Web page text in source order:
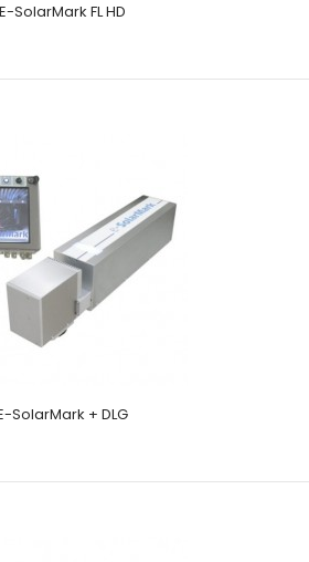
E-SolarMark FL HD
SolarMark + DLG